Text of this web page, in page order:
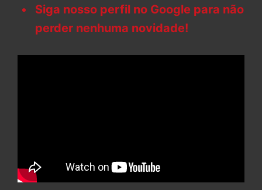
Siga nosso perfil no Google para não
perder nenhuma novidade!